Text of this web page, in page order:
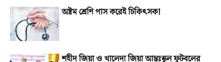
অষ্টম শ্রেণি পাস করেই চিকিৎসক!
শহীদ জিয়া ও খালেদা জিয়া আন্তঃস্কুল ফুটবলের